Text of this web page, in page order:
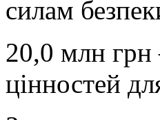
силам
20,0 млн грн
цінностей